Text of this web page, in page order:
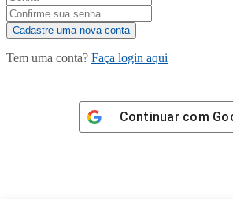
Tem uma conta? Faça login aqui
Continuar com